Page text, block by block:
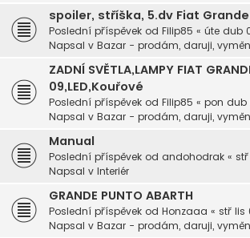
spoiler, stříška, 5.dv Fiat
Poslední příspěvek od Filip85 « úte dub
Napsal v Bazar - prodám, daruji,
ZADNÍ SVĚTLA,LAMPY FIAT
09,LED,Kouřové
Poslední příspěvek od Filip85 « pon dub
Napsal v Bazar - prodám, daruji,
Manual
Poslední příspěvek od andohodrak « stř
Napsal v Interiér
GRANDE PUNTO ABARTH
Poslední příspěvek od Honzaaa « stř lis
Napsal v Bazar - prodám, daruji,